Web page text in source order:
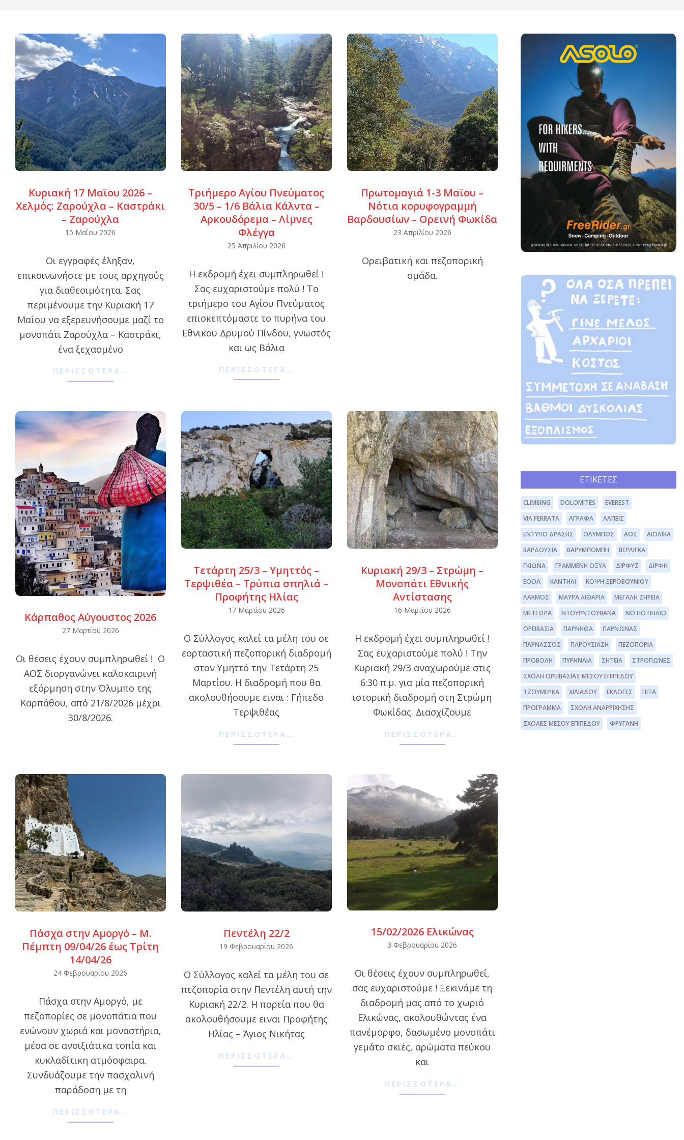
Κυριακή 17 Μαϊου 2026 –
Χελμός: Ζαρούχλα – Καστράκι
– Ζαρούχλα
15 Μαΐου 2026
Οι εγγραφές έληξαν,
επικοινωνήστε με τους αρχηγούς
για διαθεσιμότητα. Σας
περιμένουμε την Κυριακή 17
Μαΐου να εξερευνήσουμε μαζί το
μονοπάτι Ζαρούχλα – Καστράκι,
ένα ξεχασμένο
ΠΕΡΙΣΣΌΤΕΡΑ…
Τριήμερο Αγίου Πνεύματος
30/5 – 1/6 Βάλια Κάλντα –
Αρκουδόρεμα – Λίμνες
Φλέγγα
25
25 Απριλίου 2026
Η εκδρομή έχει συμπληρωθεί !
Σας ευχαριστούμε πολύ ! Το
τριήμερο του Αγίου Πνεύματος
επισκεπτόμαστε το πυρήνα του
Εθνικου Δρυμού Πίνδου, γνωστός
και ως Βάλια
ΠΕΡΙΣΣΌΤΕΡΑ…
Πρωτομαγιά 1-3 Μαϊου –
Νότια κορυφογραμμή
Βαρδουσίων – Ορεινή Φωκίδα
23 Απριλίου 2026
Ορειβατική και πεζοπορική
ομάδα.
Κάρπαθος Αύγουστος 2026
27
27 Μαρτίου 2026
Οι θέσεις έχουν συμπληρωθεί ! Ο
ΑΟΣ διοργανώνει καλοκαιρινή
εξόρμηση στην Όλυμπο της
Καρπάθου, από 21/8/2026 μέχρι
30/8/2026.
Τετάρτη 25/3 – Υμηττός –
Τερψιθέα – Τρύπια σπηλιά –
Προφήτης Ηλίας
17
17 Μαρτίου 2026
Ο Σύλλογος καλεί τα μέλη του σε
εορταστική πεζοπορική διαδρομή
στον Υμηττό την Τετάρτη 25
Μαρτίου. Η διαδρομή που θα
ακολουθήσουμε ειναι : Γήπεδο
Τερψιθέας
ΠΕΡΙΣΣΌΤΕΡΑ…
Κυριακή 29/3 – Στρώμη –
Μονοπάτι Εθνικής
Αντίστασης
16
16 Μαρτίου 2026
Η εκδρομή έχει συμπληρωθεί !
Σας ευχαριστούμε πολύ ! Την
Κυριακή 29/3 αναχωρούμε στις
6:30 π.μ. για μία πεζοπορική
ιστορική διαδρομή στη Στρώμη
Φωκίδας. Διασχίζουμε
ΠΕΡΙΣΣΌΤΕΡΑ…
Πάσχα στην Αμοργό – Μ.
Πέμπτη 09/04/26 έως Τρίτη
14/04/26
24 Φεβρουαρίου 2026
Πάσχα στην Αμοργό, με
πεζοπορίες σε μονοπάτια που
ενώνουν χωριά και μοναστήρια,
μέσα σε ανοιξιάτικα τοπία και
κυκλαδίτικη ατμόσφαιρα.
Συνδυάζουμε την πασχαλινή
παράδοση με τη
ΠΕΡΙΣΣΌΤΕΡΑ…
Πεντέλη 22/2
19
19 Φεβρουαρίου 2026
Ο Σύλλογος καλεί τα μέλη του σε
πεζοπορία στην Πεντέλη αυτή την
Κυριακή 22/2. Η πορεία που θα
ακολουθήσουμε ειναι Προφήτης
Ηλίας – Άγιος Νικήτας
ΠΕΡΙΣΣΌΤΕΡΑ…
15/02/2026 Ελικώνας
03
3 Φεβρουαρίου 2026
Οι θέσεις έχουν συμπληρωθεί,
σας ευχαριστούμε ! Ξεκινάμε τη
διαδρομή μας από το χωριό
Ελικώνας, ακολουθώντας ένα
πανέμορφο, δασωμένο μονοπάτι
γεμάτο σκιές, αρώματα πεύκου
και
ΠΕΡΙΣΣΌΤΕΡΑ…
ΕΤΙΚΈΤΕΣ
CLIMBING DOLOMITES
EVEREST
VIA FERRATA
ΆΓΡΑΦΑ
ΆΛΠΕΙΣ
ΈΝΤΥΠΟ ΔΡΆΣΗΣ
ΌΛΥΜΠΟΣ ΑΟΣ
ΑΙΟΛΙΚΆ
ΒΑΡΔΟΎΣΙΑ
ΒΑΡΥΜΠΌΜΠΗ
ΒΕΡΛΊΓΚΑ
ΓΚΙΏΝΑ
ΓΡΑΜΜΈΝΗ ΟΞΥΆ ΔΊΡΦΥΣ
ΔΙΡΦΗ
ΕΟΟΑ
ΚΑΝΤΉΛΙ
ΚΌΨΗ ΞΕΡΟΒΟΥΝΊΟΥ
ΛΆΚΜΟΣ
ΜΑΥΡΑ ΛΙΘΆΡΙΑ
ΜΕΓΆΛΗ ΖΉΡΕΙΑ
ΜΕΤΈΩΡΑ
ΝΤΟΥΡΝΤΟΥΒΆΝΑ
ΝΌΤΙΟ ΠΉΛΙΟ
ΟΡΕΙΒΑΣΊΑ
ΠΆΡΝΗΘΑ
ΠΆΡΝΩΝΑΣ
ΠΑΡΝΑΣΣΌΣ
ΠΑΡΟΥΣΊΑΣΗ
ΠΕΖΟΠΟΡΊΑ
ΠΡΟΒΟΛΉ
ΠΥΡΗΝΑΊΑ ΣΗΤΕΊΑ
ΣΤΡΌΠΩΝΕΣ
ΣΧΟΛΉ ΟΡΕΙΒΑΣΊΑΣ ΜΈΣΟΥ ΕΠΙΠΈΔΟΥ
ΤΖΟΥΜΈΡΚΑ
ΧΙΛΙΑΔΟΎ ΕΚΛΟΓΈΣ
ΠΊΤΑ
ΠΡΌΓΡΑΜΜΑ
ΣΧΟΛΉ ΑΝΑΡΡΊΧΗΣΗΣ
ΣΧΟΛΕΣ ΜΕΣΟΥ ΕΠΙΠΕΔΟΥ
ΦΡΥΓΑΝΗ